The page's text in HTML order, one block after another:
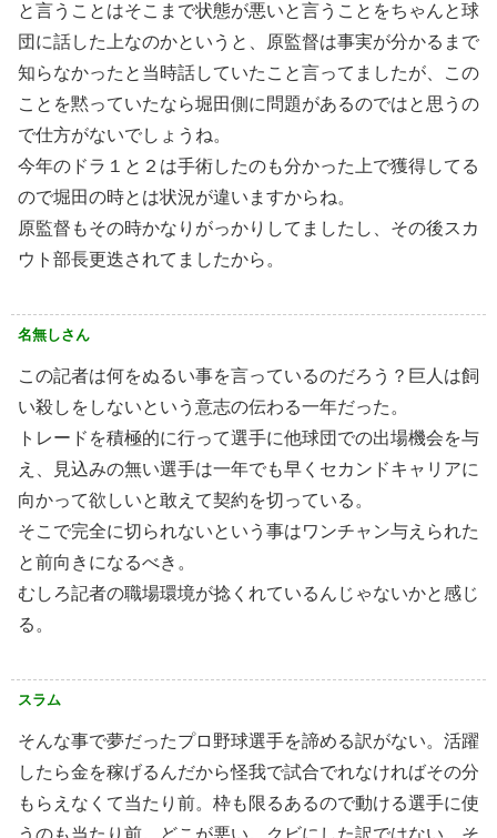
と言うことはそこまで状態が悪いと言うことをちゃんと球
団に話した上なのかというと、原監督は事実が分かるまで
知らなかったと当時話していたこと言ってましたが、この
ことを黙っていたなら堀田側に問題があるのではと思うの
で仕方がないでしょうね。
今年のドラ１と２は手術したのも分かった上で獲得してる
ので堀田の時とは状況が違いますからね。
原監督もその時かなりがっかりしてましたし、その後スカ
ウト部長更迭されてましたから。
名無しさん
この記者は何をぬるい事を言っているのだろう？巨人は飼
い殺しをしないという意志の伝わる一年だった。
トレードを積極的に行って選手に他球団での出場機会を与
え、見込みの無い選手は一年でも早くセカンドキャリアに
向かって欲しいと敢えて契約を切っている。
そこで完全に切られないという事はワンチャン与えられた
と前向きになるべき。
むしろ記者の職場環境が捻くれているんじゃないかと感じ
る。
スラム
そんな事で夢だったプロ野球選手を諦める訳がない。活躍
したら金を稼げるんだから怪我で試合でれなければその分
もらえなくて当たり前。枠も限るあるので動ける選手に使